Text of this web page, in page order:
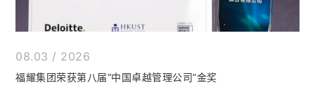
08.03 / 2026
福耀集团荣获第八届“中国卓越管理公司”金奖